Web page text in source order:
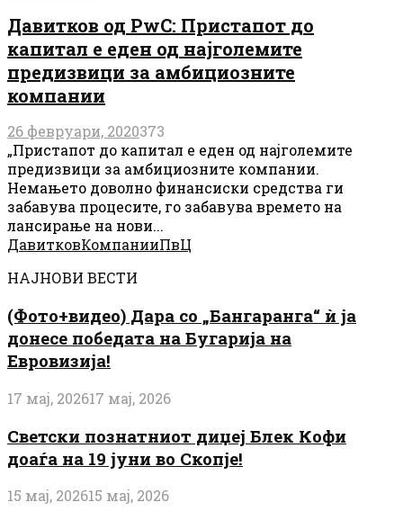
Давитков од PwC: Пристапот до
капитал е еден од најголемите
предизвици за амбициозните
компании
26 февруари, 2020373
„Пристапот до капитал е еден од најголемите
предизвици за амбициозните компании.
Немањето доволно финансиски средства ги
забавува процесите, го забавува времето на
лансирање на нови...
ДавитковКомпанииПвЦ
НАЈНОВИ ВЕСТИ
(Фото+видео) Дара со „Бангаранга“ ѝ ја
донесе победата на Бугарија на
Евровизија!
17 мај, 202617 мај, 2026
Светски познатниот диџеј Блек Кофи
доаѓа на 19 јуни во Скопје!
15 мај, 202615 мај, 2026